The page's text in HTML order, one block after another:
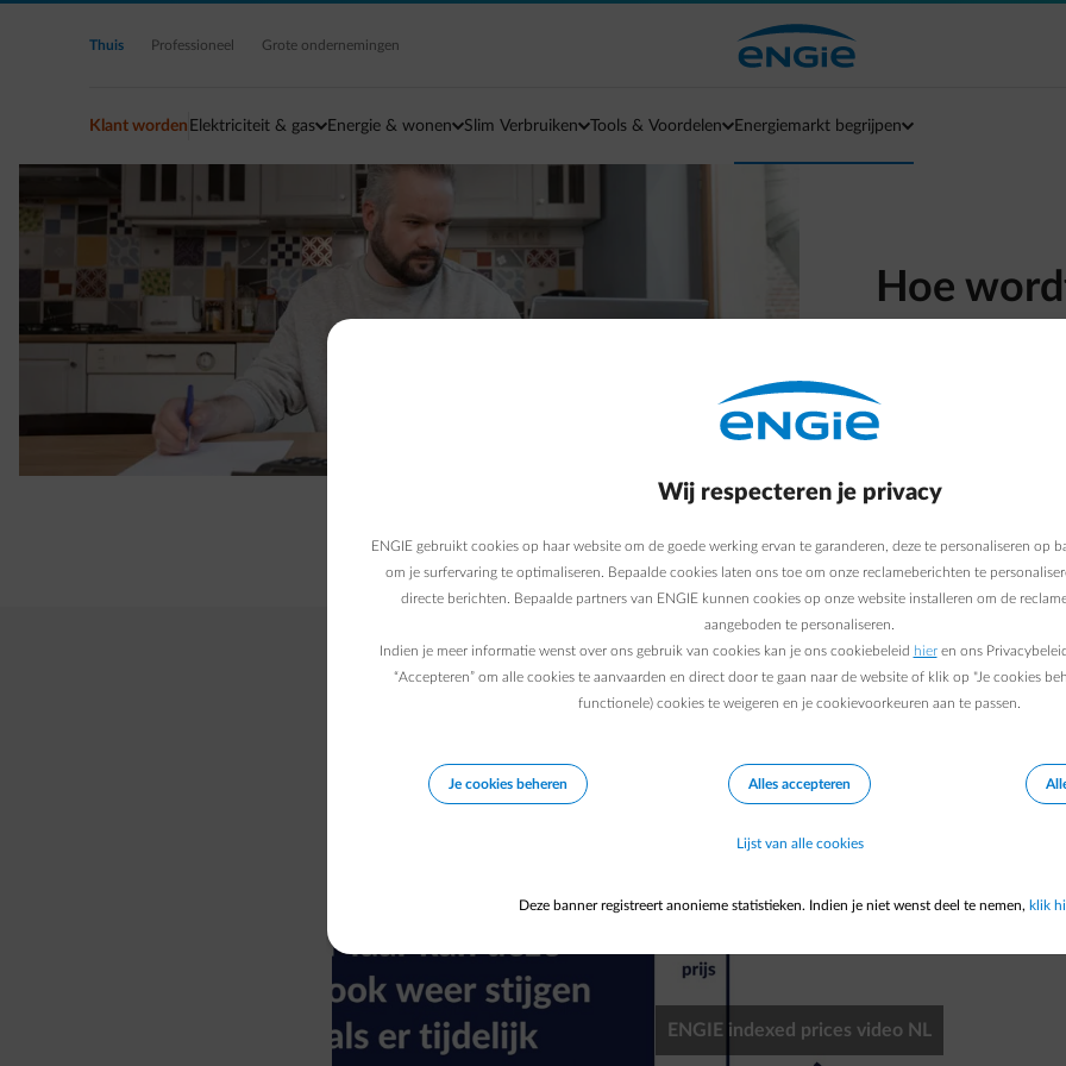
Ga naar de hoofdinhoud
Thuis Professioneel Grote ondernemingen
Klant worden Elektriciteit & gas Energie & wonen Slim Verbruiken Tools & Voordelen Energiemarkt begrijpen
Hoe
Voorschot,
Kan jij nog volgen?
Op deze pagina
Je variabele prijs uitgelegd in minder
ENGIE indexed prices video NL
Wij respecteren je privacy
ENGIE gebruikt cookies op haar website om de goede werking ervan te garanderen, deze te personaliseren op
om je surfervaring te optimaliseren. Bepaalde cookies laten ons toe om onze reclameberichten te
directe berichten. Bepaalde partners van ENGIE kunnen cookies op onze website installeren om de
aangeboden te personaliseren.
Indien je meer informatie wenst over ons gebruik van cookies kan je ons cookiebeleid hieren ons
“Accepteren” om alle cookies te aanvaarden en direct door te gaan naar de website of klik op "Je cookies
functionele) cookies te weigeren en je cookievoorkeuren aan te passen.
Je cookies beheren Alles accepteren
Lijst van alle cookies
Deze banner registreert anonieme statistieken. Indien je niet wenst deel te nemen, klik